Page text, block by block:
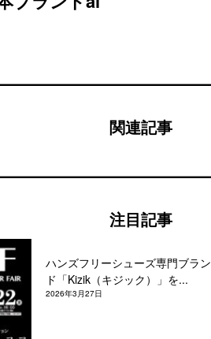
関連記事
注目記事
ハンズフリーシューズ専門ブラン
ド「Kizik（キジック）」を...
2026年3月27日